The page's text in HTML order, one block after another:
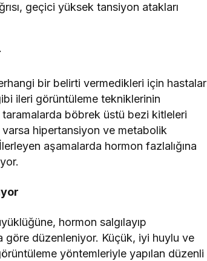
geçici yüksek tansiyon atakları
bir belirti vermedikleri için hastalar
ileri görüntüleme tekniklerinin
taramalarda böbrek üstü bezi kitleleri
hipertansiyon ve metabolik
aşamalarda hormon fazlalığına
hormon salgılayıp
göre düzenleniyor. Küçük, iyi huylu ve
yöntemleriyle yapılan düzenli